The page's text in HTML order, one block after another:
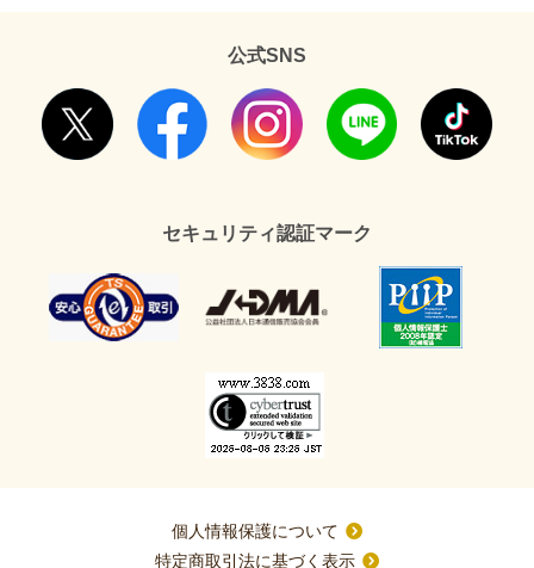
公式SNS
セキュリティ認証マーク
個人情報保護について
特定商取引法に基づく表示